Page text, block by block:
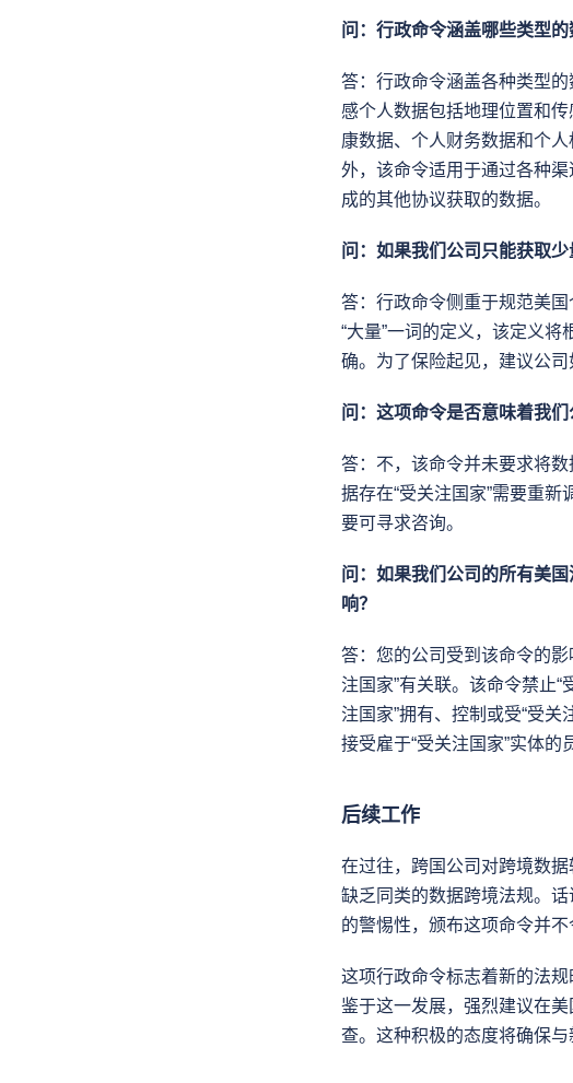
问：行政命令涵盖哪些类型的
答：行政命令涵盖各种类型
感个人数据包括地理位置和传
康数据、个人财务数据和个
外，该命令适用于通过各种
成的其他协议获取的数据。
问：如果我们公司只能获取
答：行政命令侧重于规范美
“大量”一词的定义，该定义
确。为了保险起见，建议公
问：这项命令是否意味着我
答：不，该命令并未要求将
据存在“受关注国家”需要重
要可寻求咨询。
问：如果我们公司的所有美
响？
答：您的公司受到该命令的
注国家”有关联。该命令禁止“
注国家”拥有、控制或受“受
接受雇于“受关注国家”实体的
后续工作
在过往，跨国公司对跨境数
缺乏同类的数据跨境法规。
的警惕性，颁布这项命令并不
这项行政命令标志着新的法
鉴于这一发展，强烈建议在
查。这种积极的态度将确保